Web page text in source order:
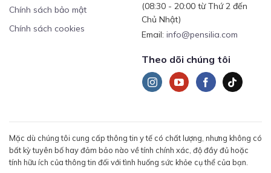
Chính sách bảo mật
Chính sách cookies
(08:30 - 20:00 từ Thứ 2 đến
Chủ Nhật)
Email: info@pensilia.com
Theo dõi chúng tôi
Mặc dù chúng tôi cung cấp thông tin y tế có chất lượng, nhưng không có
bất kỳ tuyên bố hay đảm bảo nào về tính chính xác, độ đầy đủ hoặc
tính hữu ích của thông tin đối với tình huống sức khỏe cụ thể của bạn.